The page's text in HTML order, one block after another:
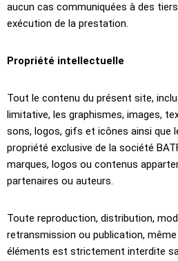
aucun cas communiquées à des
exécution de la prestation.
Propriété intellectuelle
Tout le contenu du présent site,
limitative, les graphismes, images,
sons, logos, gifs et icônes ainsi que
propriété exclusive de la société
marques, logos ou contenus
partenaires ou auteurs.
Toute reproduction, distribution,
retransmission ou publication,
éléments est strictement interdite